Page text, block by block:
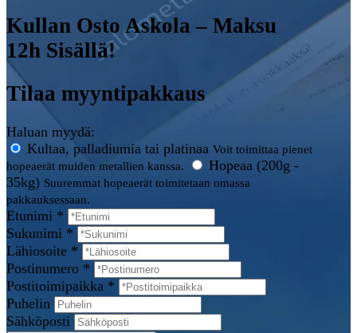
Kullan Osto Askola – Maksu
12h Sisällä!
Tilaa myyntipakkaus
Haluan myydä:
Kultaa, palladiumia tai platinaa Voit toimittaa pienet
hopeaerät muiden metallien kanssa.
Hopeaa (200g -
35kg) Suuremmat hopeaerät toimitetaan omassa
pakkauksessaan.
Etunimi *
Sukunimi *
Lähiosoite *
Postinumero *
Postitoimipaikka *
Puhelin
Sähköposti